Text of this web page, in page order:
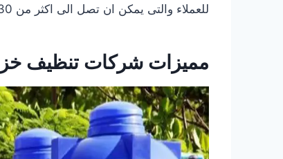
للعملاء والتى يمكن ان تصل الى اكثر من 30% لذا تعد الشركة من افضل الشركات في مصر.
مميزات شركات تنظيف